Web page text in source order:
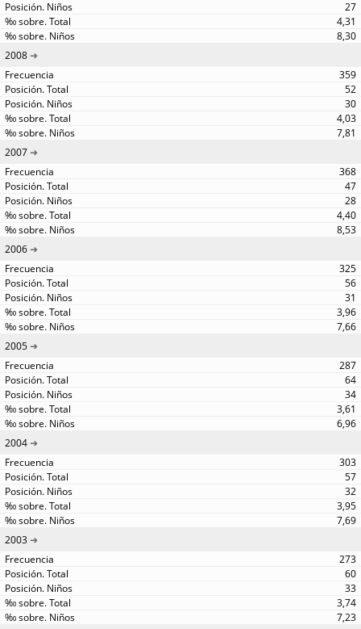
27
4,31
8,30
2008
359
52
30
4,03
7,81
2007
368
47
28
4,40
8,53
2006
325
56
31
3,96
7,66
2005
287
64
34
3,61
6,96
2004
303
57
32
3,95
7,69
2003
273
60
33
3,74
7,23